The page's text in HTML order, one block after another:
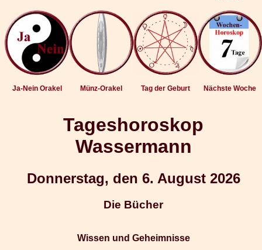
Ja-Nein Orakel Münz-Orakel Tag der Geburt Nächste Woche
Tageshoroskop
Wassermann
Donnerstag, den 6. August 2026
Die Bücher
Wissen und Geheimnisse